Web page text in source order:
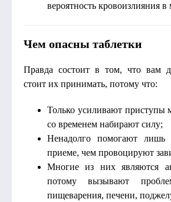
вероятность кровоизлияния в
Чем опасны таблетки
Правда состоит в том, что вам
стоит их принимать, потому что:
Только усиливают приступы
со временем набирают силу;
Ненадолго помогают лишь
приеме, чем провоцируют
Многие из них являются
потому вызывают
пищеварения, печени,